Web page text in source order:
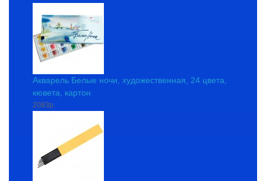
Акварель Белые ночи, художественная, 24 цвета,
кювета, картон
2083р.